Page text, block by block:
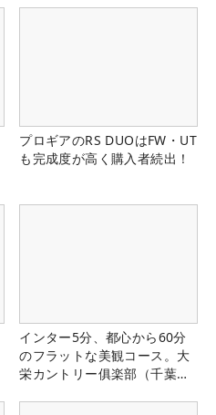
プロギアのRS DUOはFW・UT
も完成度が高く購入者続出！
インター5分、都心から60分
のフラットな美観コース。大
栄カントリー俱楽部（千葉